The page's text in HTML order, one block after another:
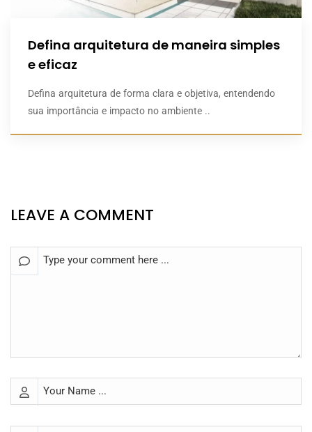
Defina arquitetura de maneira simples
e eficaz
Defina arquitetura de forma clara e objetiva, entendendo
sua importância e impacto no ambiente ..
LEAVE A COMMENT